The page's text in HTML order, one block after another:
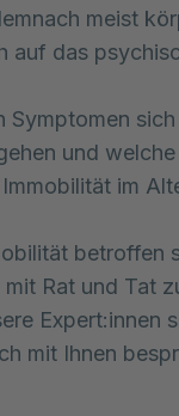
meist
auf das
Symptomen
und welche
im
betroffen
Rat und Tat
Expert:innen
mit Ihnen